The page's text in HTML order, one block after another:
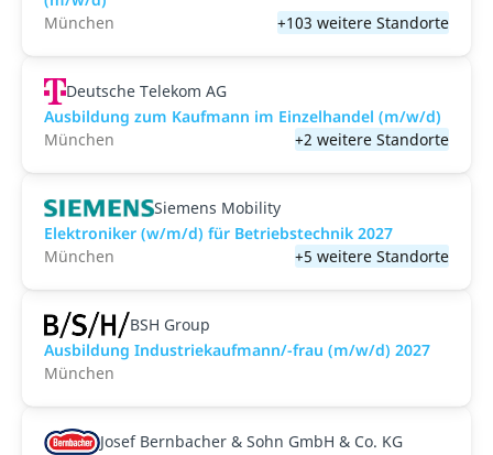
München
+103 weitere Standorte
Deutsche Telekom AG
Ausbildung zum Kaufmann im Einzelhandel (m/w/d)
München
+2 weitere Standorte
Siemens Mobility
Elektroniker (w/m/d) für Betriebstechnik 2027
München
+5 weitere Standorte
BSH Group
Ausbildung Industriekaufmann/-frau (m/w/d) 2027
München
Josef Bernbacher & Sohn GmbH & Co. KG